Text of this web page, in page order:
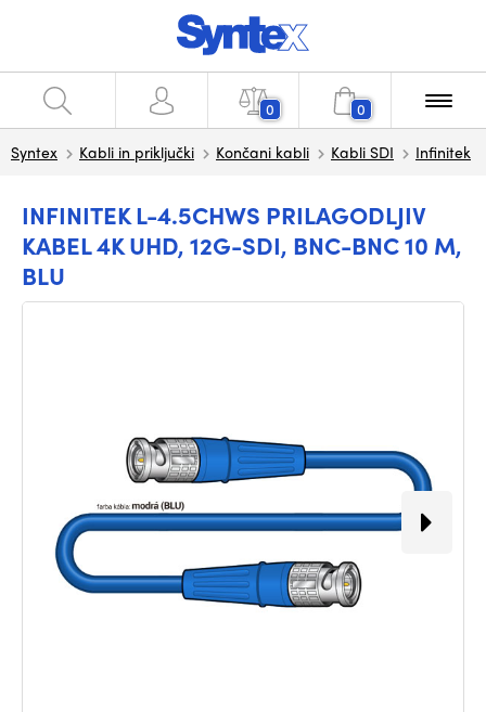
0 0
Syntex Kabli in priključki Končani kabli Kabli SDI Infinitek
INFINITEK L-4.5CHWS PRILAGODLJIV
KABEL 4K UHD, 12G-SDI, BNC-BNC 10 M,
BLU